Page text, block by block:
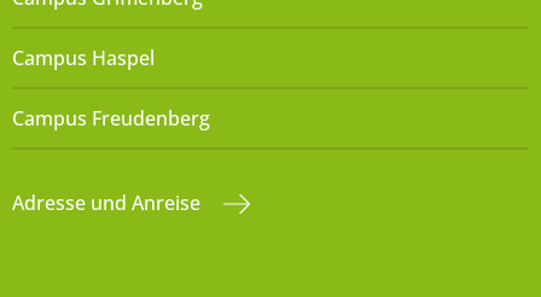
Campus Haspel
Campus Freudenberg
Adresse und Anreise